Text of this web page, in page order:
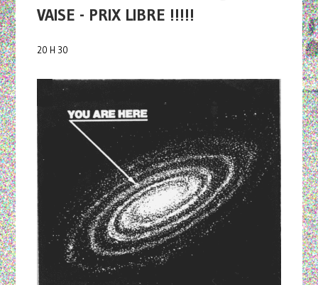
VAISE - PRIX LIBRE !!!!!
20 H 30